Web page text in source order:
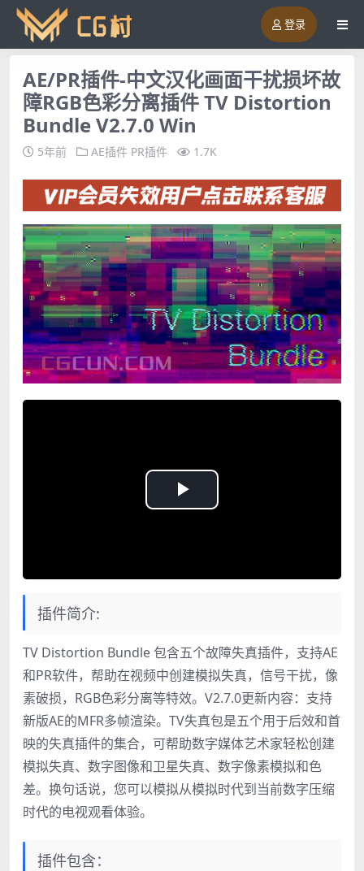
登录
AE/PR插件-中文汉化画面干扰损坏故
障RGB色彩分离插件 TV Distortion
Bundle V2.7.0 Win
5年前 AE插件 PR插件 1.7K
Play
插件简介:
TV Distortion Bundle 包含五个故障失真插件，支持AE
和PR软件，帮助在视频中创建模拟失真，信号干扰，像
素破损，RGB色彩分离等特效。V2.7.0更新内容：支持
新版AE的MFR多帧渲染。TV失真包是五个用于后效和首
映的失真插件的集合，可帮助数字媒体艺术家轻松创建
模拟失真、数字图像和卫星失真、数字像素模拟和色
差。换句话说，您可以模拟从模拟时代到当前数字压缩
时代的电视观看体验。
插件包含：